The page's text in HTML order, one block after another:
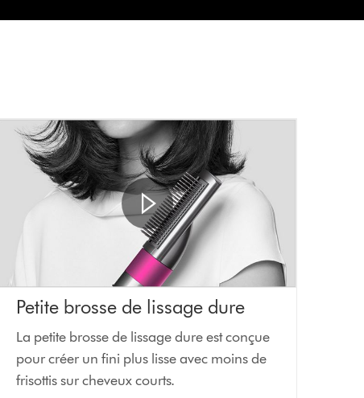
Petite brosse de lissage dure
La petite brosse de lissage dure est conçue
pour créer un fini plus lisse avec moins de
frisottis sur cheveux courts.